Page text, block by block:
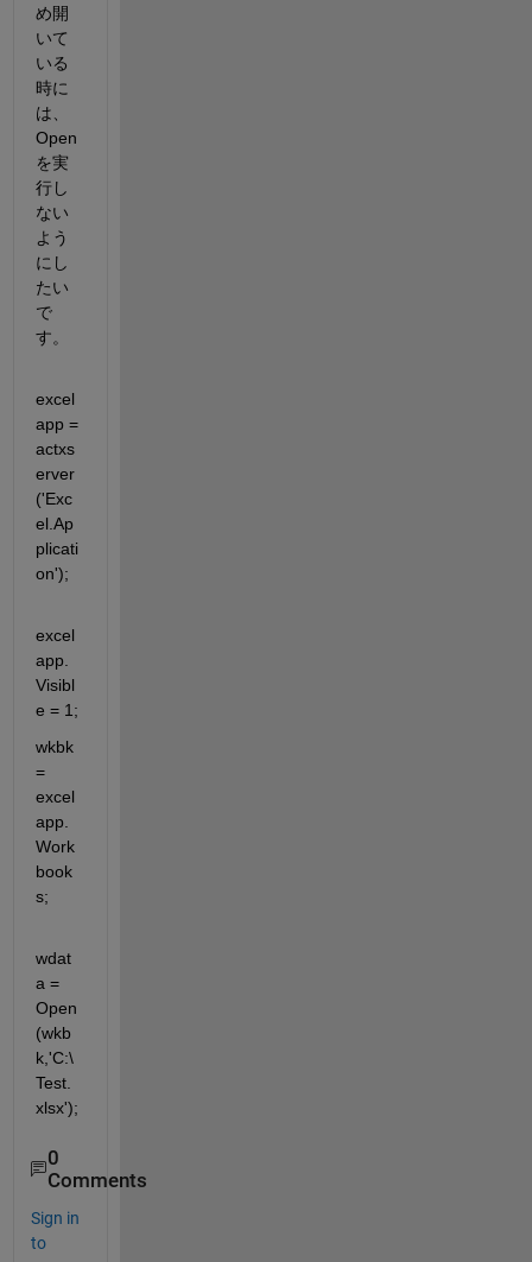
め開
いて
いる
時に
は、
Open
を実
行し
ない
よう
にし
たい
で
す。
excel
app =
actxs
erver
('Exc
el.Ap
plicati
on');
excel
app.
Visibl
e = 1;
wkbk
=
excel
app.
Work
book
s;
wdat
a =
Open
(wkb
k,'C:\
Test.
xlsx');
0
Comments
Sign in
to